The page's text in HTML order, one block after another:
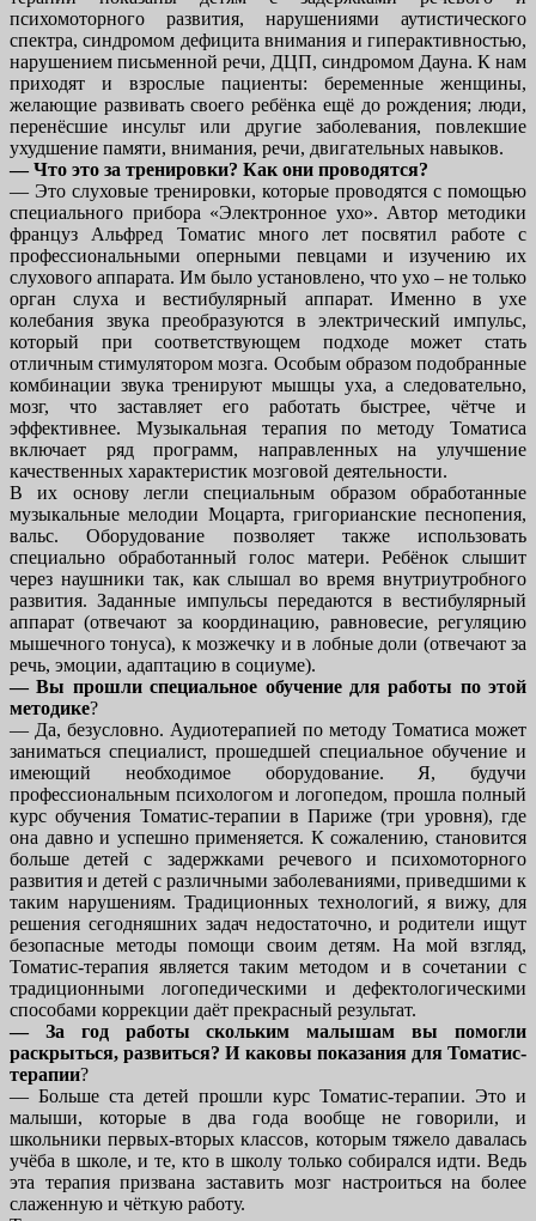
психомоторного развития, нарушениями аутистического
спектра, синдромом дефицита внимания и гиперактивностью,
нарушением письменной речи, ДЦП, синдромом Дауна. К нам
приходят и взрослые пациенты: беременные женщины,
желающие развивать своего ребёнка ещё до рождения; люди,
перенёсшие инсульт или другие заболевания, повлекшие
ухудшение памяти, внимания, речи, двигательных навыков.
— Что это за тренировки? Как они проводятся?
— Это слуховые тренировки, которые проводятся с помощью
специального прибора «Электронное ухо». Автор методики
француз Альфред Томатис много лет посвятил работе с
профессиональными оперными певцами и изучению их
слухового аппарата. Им было установлено, что ухо – не только
орган слуха и вестибулярный аппарат. Именно в ухе
колебания звука преобразуются в электрический импульс,
который при соответствующем подходе может стать
отличным стимулятором мозга. Особым образом подобранные
комбинации звука тренируют мышцы уха, а следовательно,
мозг, что заставляет его работать быстрее, чётче и
эффективнее. Музыкальная терапия по методу Томатиса
включает ряд программ, направленных на улучшение
качественных характеристик мозговой деятельности.
В их основу легли специальным образом обработанные
музыкальные мелодии Моцарта, григорианские песнопения,
вальс. Оборудование позволяет также использовать
специально обработанный голос матери. Ребёнок слышит
через наушники так, как слышал во время внутриутробного
развития. Заданные импульсы передаются в вестибулярный
аппарат (отвечают за координацию, равновесие, регуляцию
мышечного тонуса), к мозжечку и в лобные доли (отвечают за
речь, эмоции, адаптацию в социуме).
— Вы прошли специальное обучение для работы по этой
методике?
— Да, безусловно. Аудиотерапией по методу Томатиса может
заниматься специалист, прошедшей специальное обучение и
имеющий необходимое оборудование. Я, будучи
профессиональным психологом и логопедом, прошла полный
курс обучения Томатис-терапии в Париже (три уровня), где
она давно и успешно применяется. К сожалению, становится
больше детей с задержками речевого и психомоторного
развития и детей с различными заболеваниями, приведшими к
таким нарушениям. Традиционных технологий, я вижу, для
решения сегодняшних задач недостаточно, и родители ищут
безопасные методы помощи своим детям. На мой взгляд,
Томатис-терапия является таким методом и в сочетании с
традиционными логопедическими и дефектологическими
способами коррекции даёт прекрасный результат.
— За год работы скольким малышам вы помогли
раскрыться, развиться? И каковы показания для Томатис-
терапии?
— Больше ста детей прошли курс Томатис-терапии. Это и
малыши, которые в два года вообще не говорили, и
школьники первых-вторых классов, которым тяжело давалась
учёба в школе, и те, кто в школу только собирался идти. Ведь
эта терапия призвана заставить мозг настроиться на более
слаженную и чёткую работу.